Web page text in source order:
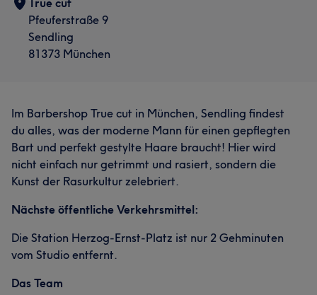
True cut
Pfeuferstraße 9
Sendling
81373 München
Im Barbershop True cut in München, Sendling findest
du alles, was der moderne Mann für einen gepflegten
Bart und perfekt gestylte Haare braucht! Hier wird
nicht einfach nur getrimmt und rasiert, sondern die
Kunst der Rasurkultur zelebriert.
Nächste öffentliche Verkehrsmittel:
Die Station Herzog-Ernst-Platz ist nur 2 Gehminuten
vom Studio entfernt.
Das Team